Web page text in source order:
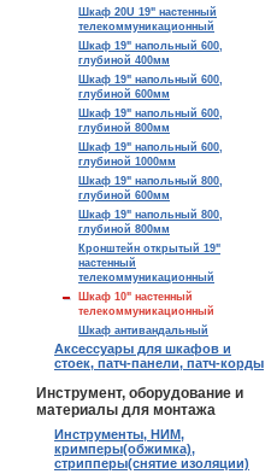
Шкаф 20U 19" настенный
телекоммуникационный
Шкаф 19" напольный 600,
глубиной 400мм
Шкаф 19" напольный 600,
глубиной 600мм
Шкаф 19" напольный 600,
глубиной 800мм
Шкаф 19" напольный 600,
глубиной 1000мм
Шкаф 19" напольный 800,
глубиной 600мм
Шкаф 19" напольный 800,
глубиной 800мм
Кронштейн открытый 19"
настенный
телекоммуникационный
Шкаф 10" настенный
телекоммуникационный
Шкаф антивандальный
Аксессуары для шкафов и
стоек, патч-панели, патч-корды
Инструмент, оборудование и
материалы для монтажа
Инструменты, НИМ,
кримперы(обжимка),
стрипперы(снятие изоляции)